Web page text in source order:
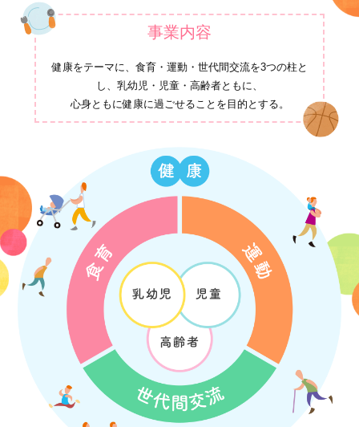
事業内容
健康をテーマに、食育・運動・世代間交流を3つの柱と
し、乳幼児・児童・高齢者ともに、
心身ともに健康に過ごせることを目的とする。